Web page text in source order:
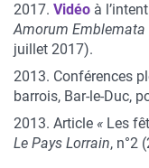
2017. Vidéo à
Amorum Emblemata
juillet 2017).
2013. Conférences
barrois, Bar-le-Duc,
2013. Article « Les
Le Pays Lorrain, n°2